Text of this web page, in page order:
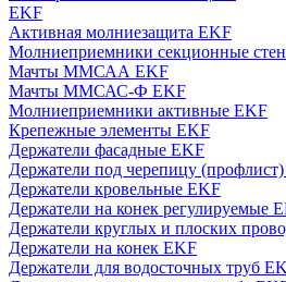
EKF
Активная молниезащита EKF
Молниеприемники секционные
Мачты ММСАА EKF
Мачты ММСАС-Ф EKF
Молниеприемники активные EKF
Крепежные элементы EKF
Держатели фасадные EKF
Держатели под черепицу
Держатели кровельные EKF
Держатели на конек регулируемые
Держатели круглых и плоских
Держатели на конек EKF
Держатели для водосточных труб